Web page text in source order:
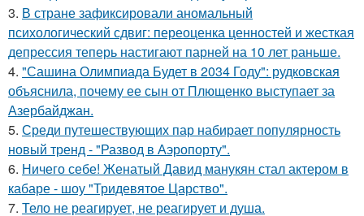
3. В стране зафиксировали аномальный
психологический сдвиг: переоценка ценностей и жесткая
депрессия теперь настигают парней на 10 лет раньше.
4. "Сашина Олимпиада Будет в 2034 Году": рудковская
объяснила, почему ее сын от Плющенко выступает за
Азербайджан.
5. Среди путешествующих пар набирает популярность
новый тренд - "Развод в Аэропорту".
6. Ничего себе! Женатый Давид манукян стал актером в
кабаре - шоу "Тридевятое Царство".
7. Тело не реагирует, не реагирует и душа.